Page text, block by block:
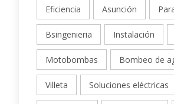
Eficiencia Asunción
Bsingenieria Instalación
Motobombas Bombeo de
Villeta Soluciones eléctricas